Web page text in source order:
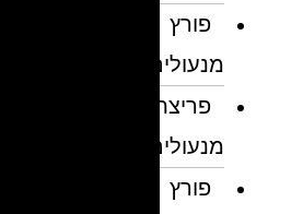
פורץ
מנעולים
פריצת
מנעולים
פורץ